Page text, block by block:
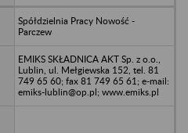
Spółdzielnia Pracy Nowość -
Parczew
EMIKS SKŁADNICA AKT Sp. z o.o.,
Lublin, ul. Mełgiewska 152, tel. 81
749 65 60; fax 81 749 65 61; e-mail:
emiks-lublin@op.pl; www.emiks.pl